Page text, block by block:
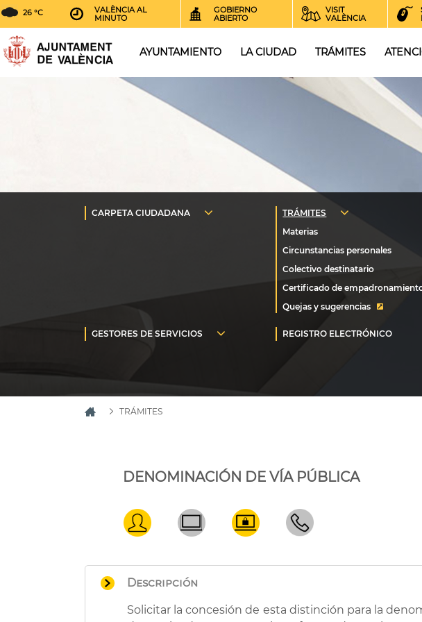
26 °C
VALÈNCIA AL
MINUTO
GOBIERNO
ABIERTO
VISIT
VALÈNCIA
AYUNTAMIENTO LA CIUDAD TRÁMITES
Quejas y sugerencias
TRÁMITES
DENOMINACIÓN DE VÍA PÚBLICA
Descripción
Solicitar la concesión de esta distinción para la